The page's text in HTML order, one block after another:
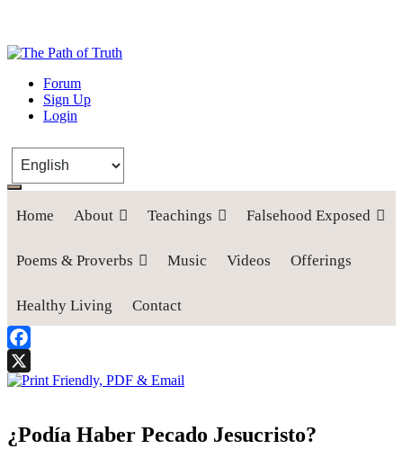
The Path of Truth
“If anyone desires to come after me, let him deny himself, take up his
Forum
Sign Up
Login
Home About Teachings Falsehood Exposed
Poems & Proverbs Music Videos Offerings
Healthy Living Contact
Facebook
X
¿Podía Haber Pecado Jesucristo?